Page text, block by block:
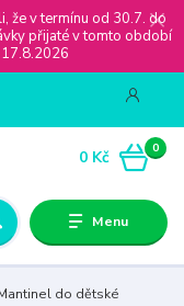
že v termínu od 30.7. do
přijaté v tomto období
Menu
0
0 Kč
do dětské